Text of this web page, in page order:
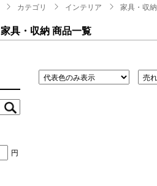
キッチンファブリック
ピクニックアイテム
ランチバッグ・クーラートート
水筒
カテゴリ インテリア 家具・収納
家具・収納 商品一覧
円